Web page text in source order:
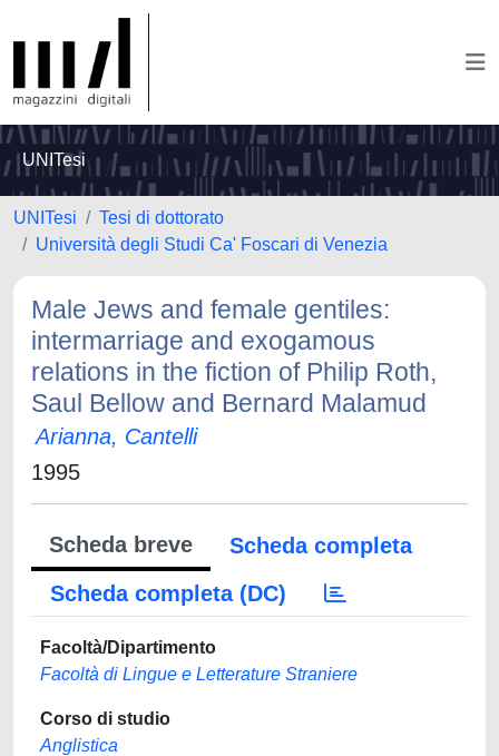
UNITesi
UNITesi
Tesi di dottorato
Università degli Studi Ca' Foscari di Venezia
Male Jews and female gentiles:
intermarriage and exogamous
relations in the fiction of Philip Roth,
Saul Bellow and Bernard Malamud
Arianna, Cantelli
1995
Scheda breve
Scheda completa
Scheda completa (DC)
Facoltà/Dipartimento
Facoltà di Lingue e Letterature Straniere
Corso di studio
Anglistica